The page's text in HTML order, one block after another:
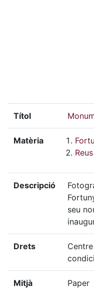
Títol
Matèria
Descripció
seu
Drets
Mitjà Paper